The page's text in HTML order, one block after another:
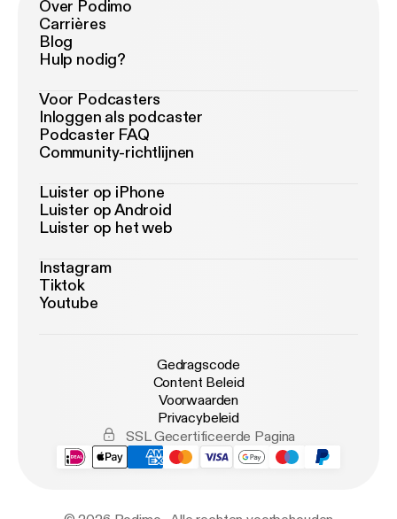
Over Podimo
Carrières
Blog
Hulp nodig?
Voor Podcasters
Inloggen als podcaster
Podcaster FAQ
Community-richtlijnen
Luister op iPhone
Luister op Android
Luister op het web
Instagram
Tiktok
Youtube
Gedragscode
Content Beleid
Voorwaarden
Privacybeleid
SSL Gecertificeerde Pagina